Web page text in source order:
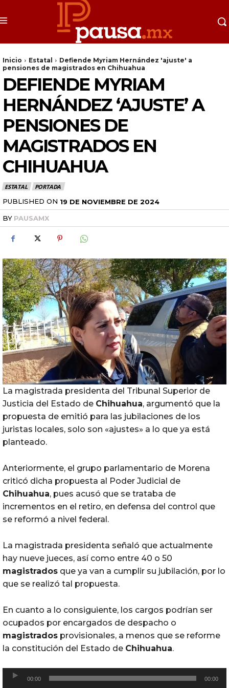
Inicio Estatal
Defiende Myriam Hernández 'ajuste' a
pensiones de magistrados en Chihuahua
DEFIENDE MYRIAM
HERNÁNDEZ ‘AJUSTE’ A
PENSIONES DE
MAGISTRADOS EN
CHIHUAHUA
ESTATAL PORTADA
PUBLISHED ON 19 DE NOVIEMBRE DE 2024
BY PAUSAMX
La magistrada presidenta del Tribunal Superior de
Justicia del Estado de Chihuahua, argumentó que la
propuesta de emitió para las jubilaciones de los
juristas locales, solo son «ajustes» a lo que ya está
planteado.
Anteriormente, el grupo parlamentario de Morena
criticó dicha propuesta al Poder Judicial de
Chihuahua, pues acusó que se trataba de
incrementos en el retiro, en defensa del control que
se reformó a nivel federal.
La magistrada presidenta señaló que actualmente
hay nueve jueces, así como entre 40 o 50
magistrados que ya van a cumplir su jubilación, por lo
que se realizó tal propuesta.
En cuanto a lo consiguiente, los cargos podrían ser
ocupados por encargados de despacho o
magistrados provisionales, a menos que se reforme
la constitución del Estado de Chihuahua.
00:00 00:00